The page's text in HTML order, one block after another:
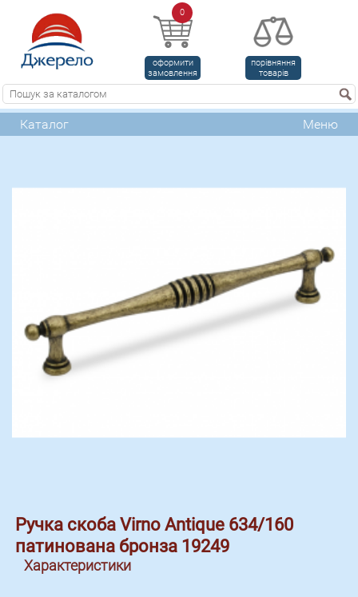
0
оформити
замовлення
порівняння
товарів
Каталог Меню
Ручка скоба Virno Antique 634/160
патинована бронза 19249
Характеристики